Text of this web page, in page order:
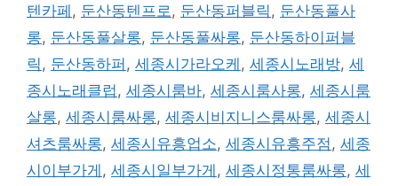
텐카페 , 둔산동텐프로 , 둔산동퍼블릭 , 둔산동풀사
롱, 둔산동풀살롱, 둔산동풀싸롱, 둔산동하이퍼블
릭 , 둔산동하퍼 , 세종시가라오케 , 세종시노래방, 세
종시노래클럽 , 세종시룸바, 세종시룸사롱, 세종시룸
살롱, 세종시룸싸롱, 세종시비지니스룸싸롱, 세종시
셔츠룸싸롱, 세종시유흥업소, 세종시유흥주점 , 세종
시이부가게 , 세종시일부가게 , 세종시정통룸싸롱, 세